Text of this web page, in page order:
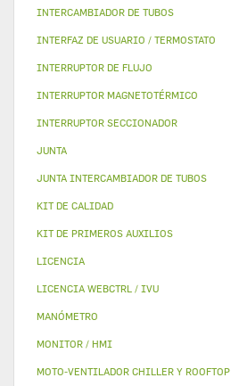
INTERCAMBIADOR DE TUBOS
INTERFAZ DE USUARIO / TERMOSTATO
INTERRUPTOR DE FLUJO
INTERRUPTOR MAGNETOTÉRMICO
INTERRUPTOR SECCIONADOR
JUNTA
JUNTA INTERCAMBIADOR DE TUBOS
KIT DE CALIDAD
KIT DE PRIMEROS AUXILIOS
LICENCIA
LICENCIA WEBCTRL / IVU
MANÓMETRO
MONITOR / HMI
MOTO-VENTILADOR CHILLER Y ROOFTOP